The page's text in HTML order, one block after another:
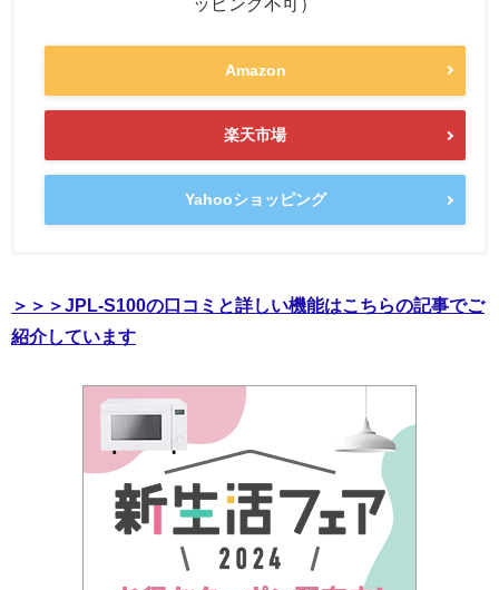
Amazon
楽天市場
Yahooショッピング
＞＞＞JPL-S100の口コミと詳しい機能はこちらの記事でご
紹介しています